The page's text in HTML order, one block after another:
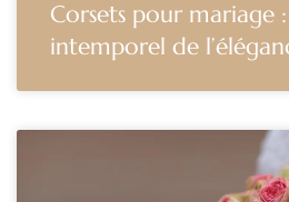
Corsets pour mariage
intemporel de